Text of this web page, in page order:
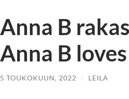
Anna B
Anna B
5 TOUKOKUUN, 2022 / LEILA